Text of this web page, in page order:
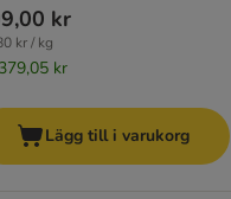
kr
kr / kg
379,05 kr
Lägg till i varukorg